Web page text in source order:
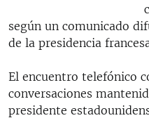
según un comunicado
de la presidencia
El encuentro telefónico
conversaciones
presidente